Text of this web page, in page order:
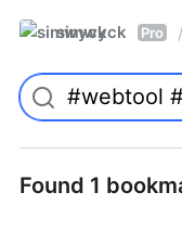
simwyck Pro /
Found 1